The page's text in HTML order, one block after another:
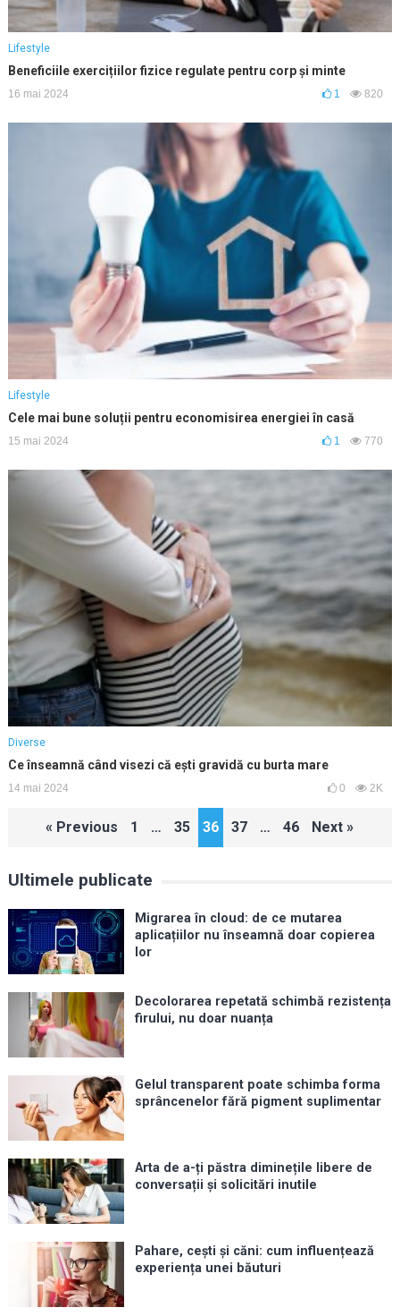
Lifestyle
Beneficiile exercițiilor fizice regulate pentru corp și minte
16 mai 2024 1 820
Lifestyle
Cele mai bune soluții pentru economisirea energiei în casă
15 mai 2024 1 770
Diverse
Ce înseamnă când visezi că ești gravidă cu burta mare
14 mai 2024 0 2K
Paginație« Previous 1 … 35 36 37 … 46 Next »
Ultimele publicate
Migrarea în cloud: de ce mutarea
aplicațiilor nu înseamnă doar copierea
lor
Decolorarea repetată schimbă rezistența
firului, nu doar nuanța
Gelul transparent poate schimba forma
sprâncenelor fără pigment suplimentar
Arta de a-ți păstra diminețile libere de
conversații și solicitări inutile
Pahare, cești și căni: cum influențează
experiența unei băuturi